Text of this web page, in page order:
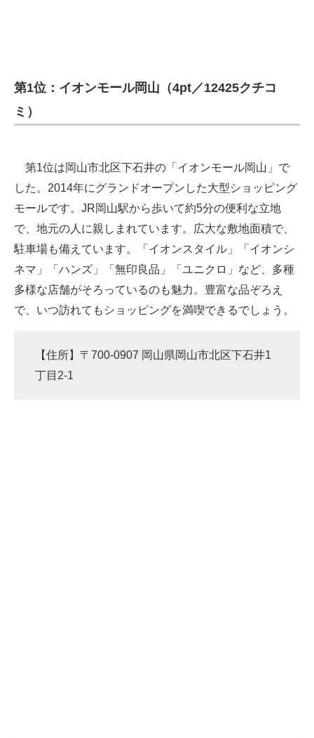
第1位：イオンモール岡山（4pt／12425クチコ
ミ）
第1位は岡山市北区下石井の「イオンモール岡山」で
した。2014年にグランドオープンした大型ショッピング
モールです。JR岡山駅から歩いて約5分の便利な立地
で、地元の人に親しまれています。広大な敷地面積で、
駐車場も備えています。「イオンスタイル」「イオンシ
ネマ」「ハンズ」「無印良品」「ユニクロ」など、多種
多様な店舗がそろっているのも魅力。豊富な品ぞろえ
で、いつ訪れてもショッピングを満喫できるでしょう。
【住所】〒700-0907 岡山県岡山市北区下石井1
丁目2-1